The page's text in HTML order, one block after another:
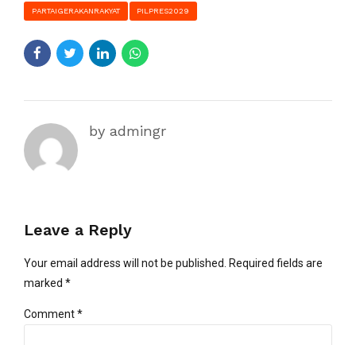
PARTAIGERAKANRAKYAT PILPRES2029
by admingr
Leave a Reply
Your email address will not be published. Required fields are
marked *
Comment*